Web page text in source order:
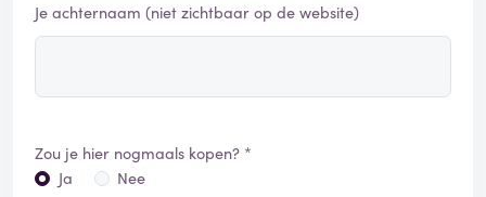
Je achternaam (niet zichtbaar op de website)
Zou je hier nogmaals kopen? *
Ja
Nee